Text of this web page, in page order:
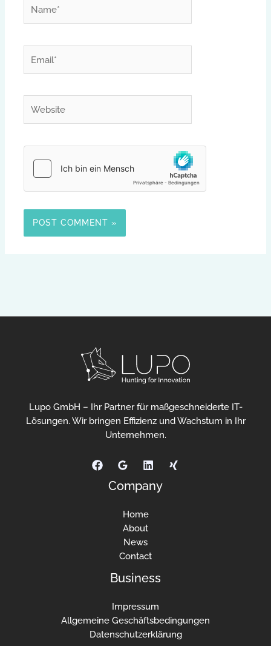
Lupo GmbH – Ihr Partner für maßgeschneiderte IT-
Lösungen. Wir bringen Effizienz und Wachstum in Ihr
Unternehmen.
Company
Home
About
News
Contact
Business
Impressum
Allgemeine Geschäftsbedingungen
Datenschutzerklärung